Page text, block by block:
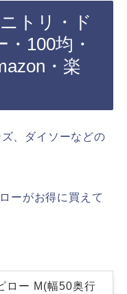
トリ・ド
100均・
・楽
、ダイソーなどの
ーがお得に買えて
ロー M(幅50奥行